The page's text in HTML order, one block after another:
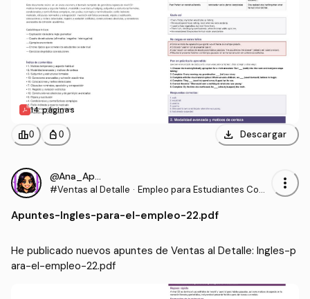
14 páginas
leaderboard0 personal_bag 0 download Descargar
@Ana_Apuntes
#Ventas al Detalle · Empleo para Estudiantes Com
more_vert
Apuntes-Ingles-para-el-empleo-22.pdf
He publicado nuevos apuntes de Ventas al Detalle: Ingles-p
ara-el-empleo-22.pdf